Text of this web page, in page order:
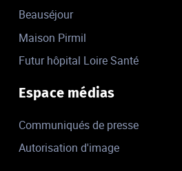
Beauséjour
Maison Pirmil
Futur hôpital Loire Santé
Espace médias
Communiqués de presse
Autorisation d'image